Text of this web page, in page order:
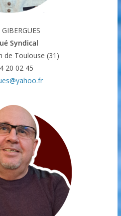
Syndical
de Toulouse (31)
20 02 45